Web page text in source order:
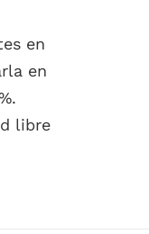
en
en
libre